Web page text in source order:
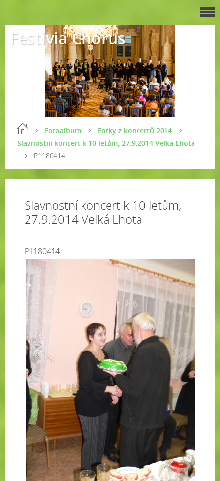
Festivia Chorus
Fotoalbum
Fotky z koncertů 2014
Slavnostní koncert k 10 letům, 27.9.2014 Velká Lhota
P1180414
Slavnostní koncert k 10 letům,
27.9.2014 Velká Lhota
P1180414